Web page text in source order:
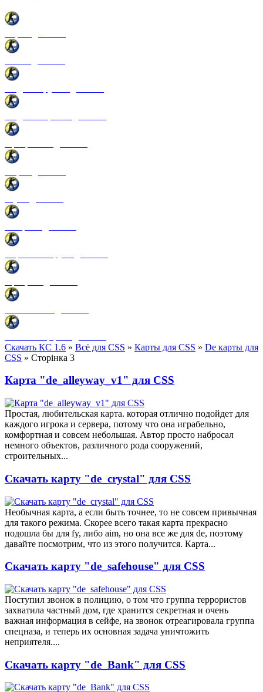
Скачать КС 1.6 » Всё для CSS » Карты для CSS » De карты для
CSS » Сторінка 3
Карта "de_alleyway_v1" для CSS
Простая, любительская карта. которая отлично подойдет для
каждого игрока и сервера, потому что она играбельно,
комфортная и совсем небольшая. Автор просто набросал
немного объектов, различного рода сооружений,
строительных...
Скачать карту "de_crystal" для CSS
Необычная карта, а если быть точнее, то не совсем привычная
для такого режима. Скорее всего такая карта прекрасно
подошла бы для fy, либо aim, но она все же для de, поэтому
давайте посмотрим, что из этого получится. Карта...
Скачать карту "de_safehouse" для CSS
Поступил звонок в полицию, о том что группа террористов
захватила частный дом, где хранится секретная и очень
важная информация в сейфе, на звонок отреагировала группа
спецназа, и теперь их основная задача уничтожить
неприятеля....
Скачать карту "de_Bank" для CSS